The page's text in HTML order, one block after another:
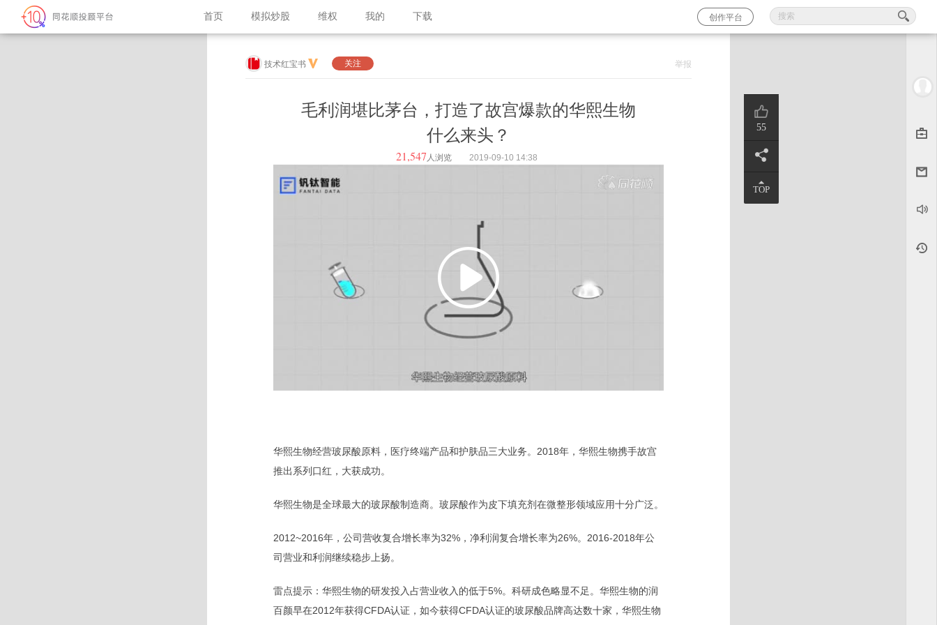
首页 模拟炒股 维权 我的 下载 创作平台
举报
技术红宝书 关注
毛利润堪比茅台，打造了故宫爆款的华熙生物
什么来头？
21,547 人浏览 2019-09-10 14:38
华熙生物经营玻尿酸原料，医疗终端产品和护肤品三大业务。2018年，华熙生物携手故宫
推出系列口红，大获成功。
华熙生物是全球最大的玻尿酸制造商。玻尿酸作为皮下填充剂在微整形领域应用十分广泛。
2012~2016年，公司营收复合增长率为32%，净利润复合增长率为26%。2016-2018年公
司营业和利润继续稳步上扬。
雷点提示：华熙生物的研发投入占营业收入的低于5%。科研成色略显不足。华熙生物的润
百颜早在2012年获得CFDA认证，如今获得CFDA认证的玻尿酸品牌高达数十家，华熙生物
55
TOP